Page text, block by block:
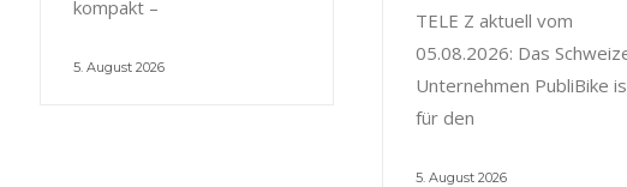
kompakt –
5. August 2026
TELE Z aktuell vom
05.08.2026: Das
Unternehmen PubliBike
für den
5. August 2026